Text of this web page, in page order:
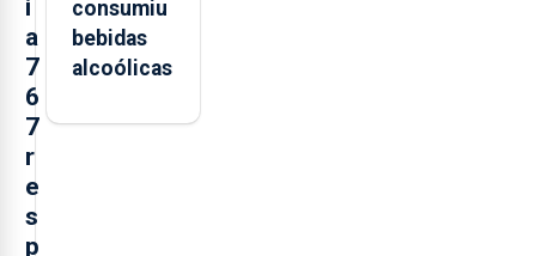
i
a
7
6
7
r
e
s
p
consumiu
bebidas
alcoólicas